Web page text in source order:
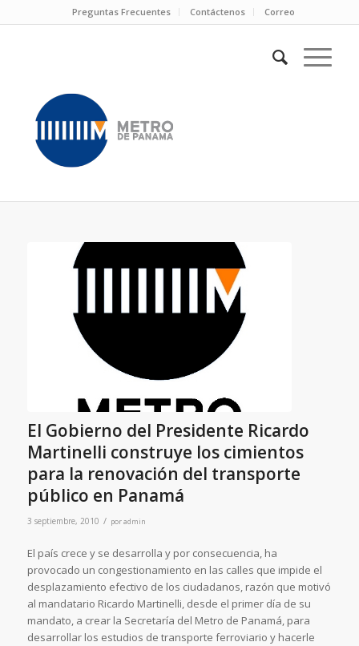
Preguntas Frecuentes Contáctenos Correo
El Gobierno del Presidente Ricardo
Martinelli construye los cimientos
para la renovación del transporte
público en Panamá
3 septiembre, 2010 / poradmin
El país crece y se desarrolla y por consecuencia, ha
provocado un congestionamiento en las calles que impide el
desplazamiento efectivo de los ciudadanos, razón que motivó
al mandatario Ricardo Martinelli, desde el primer día de su
mandato, a crear la Secretaría del Metro de Panamá, para
desarrollar los estudios de transporte ferroviario y hacerle